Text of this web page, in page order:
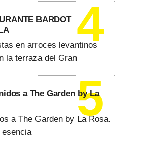
BARDOT
en arroces levantinos
la terraza del Gran
a The Garden by La
a The Garden by La Rosa.
esencia